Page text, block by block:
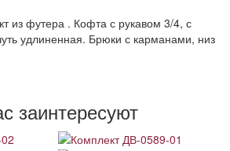
из футера . Кофта с рукавом 3/4, с
удлиненная. Брюки с карманами, низ
заинтересуют